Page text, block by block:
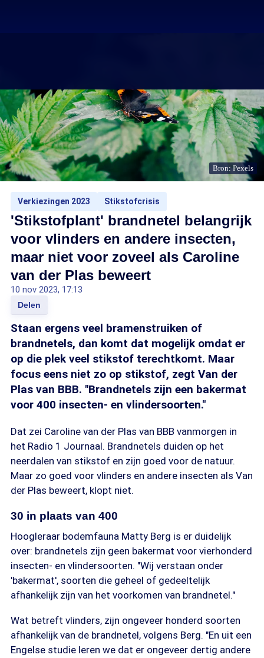
Bron: Pexels
Verkiezingen 2023 Stikstofcrisis
'Stikstofplant' brandnetel belangrijk
voor vlinders en andere insecten,
maar niet voor zoveel als Caroline
van der Plas beweert
10 nov 2023, 17:13
Delen
Staan ergens veel bramenstruiken of
brandnetels, dan komt dat mogelijk omdat er
op die plek veel stikstof terechtkomt. Maar
focus eens niet zo op stikstof, zegt Van der
Plas van BBB. "Brandnetels zijn een bakermat
voor 400 insecten- en vlindersoorten."
Dat zei Caroline van der Plas van BBB vanmorgen in
het Radio 1 Journaal. Brandnetels duiden op het
neerdalen van stikstof en zijn goed voor de natuur.
Maar zo goed voor vlinders en andere insecten als Van
der Plas beweert, klopt niet.
30 in plaats van 400
Hoogleraar bodemfauna Matty Berg is er duidelijk
over: brandnetels zijn geen bakermat voor vierhonderd
insecten- en vlindersoorten. "Wij verstaan onder
'bakermat', soorten die geheel of gedeeltelijk
afhankelijk zijn van het voorkomen van brandnetel."
Wat betreft vlinders, zijn ongeveer honderd soorten
afhankelijk van de brandnetel, volgens Berg. "En uit een
Engelse studie leren we dat er ongeveer dertig andere